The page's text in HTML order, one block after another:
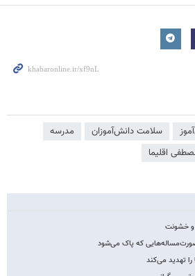
سلامت دانش‌آموزان
مدرسه
اقلیما
و خشونت
صورت‌مساله‌هایی که پاک می‌شود
تهدید می‌کند